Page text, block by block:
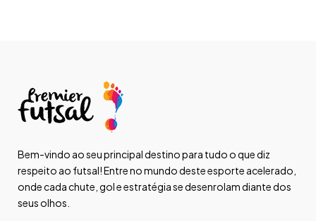
Bem-vindo ao seu principal destino para tudo o que diz
respeito ao futsal! Entre no mundo deste esporte acelerado,
onde cada chute, gol e estratégia se desenrolam diante dos
seus olhos.